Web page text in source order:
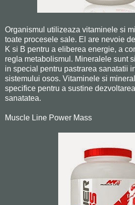
Organismul utilizeaza vitaminele si
toate procesele sale. El are nevoie
K si B pentru a eliberea energie, a
regla metabolismul. Mineralele sunt
in special pentru pastrarea sanatatii
sistemului osos. Vitaminele si
specifice pentru a sustine
sanatatea.
Muscle Line Power Mass